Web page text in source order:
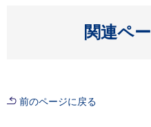
関連ペ
前のページに戻る